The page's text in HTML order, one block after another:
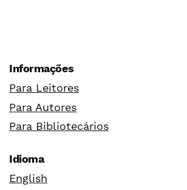
Informações
Para Leitores
Para Autores
Para Bibliotecários
Idioma
English